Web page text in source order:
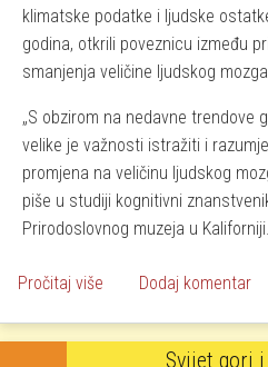
klimatske podatke i ljudske
godina, otkrili poveznicu između
smanjenja veličine ljudskog
S obzirom na nedavne trendove
velike je važnosti istražiti i
promjena na veličinu ljudskog
piše u studiji kognitivni
Prirodoslovnog muzeja u Kaliforniji.
Pročitaj više o Smanjenje ljudskog
Dodaj komentar
Svijet gori